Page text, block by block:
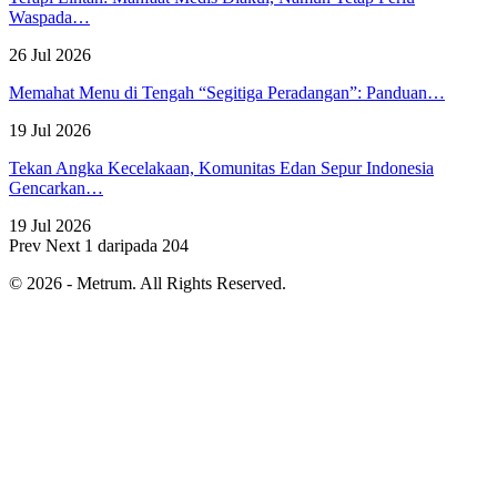
Waspada…
26 Jul 2026
Memahat Menu di Tengah “Segitiga Peradangan”: Panduan…
19 Jul 2026
Tekan Angka Kecelakaan, Komunitas Edan Sepur Indonesia
Gencarkan…
19 Jul 2026
Prev Next 1 daripada 204
© 2026 - Metrum. All Rights Reserved.